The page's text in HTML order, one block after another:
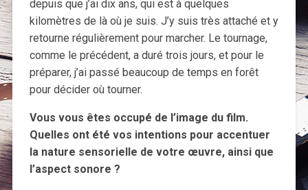
depuis que j’ai dix ans, qui est à quelques
kilomètres de là où je suis. J’y suis très attaché et y
retourne régulièrement pour marcher. Le tournage,
comme le précédent, a duré trois jours, et pour le
préparer, j’ai passé beaucoup de temps en forêt
pour décider où tourner.
Vous vous êtes occupé de l’image du film.
Quelles ont été vos intentions pour accentuer
la nature sensorielle de votre œuvre, ainsi que
l’aspect sonore ?